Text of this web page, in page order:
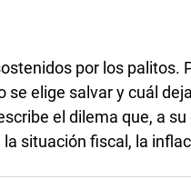
por los palitos.
se elige salvar y cuál
el dilema que, a
situación fiscal, la